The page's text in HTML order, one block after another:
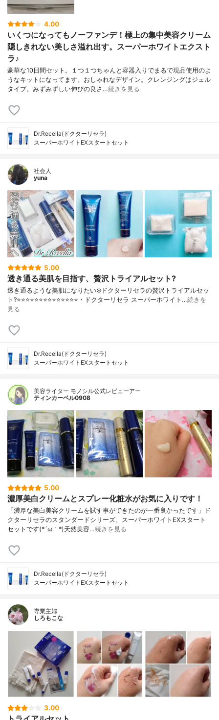
4.00
いくつになってもノーファンデ！極上の集中美容クリーム
隠しきれない美しさ溢れ出す。スーパーホワイトエクスト
ラ♪
豪華な10日間セット。１つ１つちゃんと容器入りでまるで現品使用のよ
うなキットになってます。おしゃれなデザイン。クレンジングはジェル
タイプ。みずみずしい伸びの良さ…続きを見る
Dr.Recella(ドクターリセラ)
スーパーホワイトEXスタートセット
社会人
yuna
5.00
透き通る美肌を目指す、贅沢トライアルセット?
透き通るような美肌になりたい❄️ドクターリセラの贅沢トライアルセッ
ト?⭐️⭐️⭐️⭐️⭐️⭐️⭐️⭐️⭐️⭐️⭐️⭐️⭐️⭐️・ドクターリセラ スーパーホワイト…続きを
見る
Dr.Recella(ドクターリセラ)
スーパーホワイトEXスタートセット
美容ライター モノシル公式レビューアー
ティンカーベル0908
5.00
濃厚美白クリームとスプレー化粧水がお気に入りです！
「濃厚な美白美容クリームを試す事ができたのが一番良かったです」ド
クターリセラのスタンダードシリーズ、スーパーホワイトEXスタート
セットです(*´ω｀*)天然美容…続きを見る
Dr.Recella(ドクターリセラ)
スーパーホワイトEXスタートセット
専業主婦
しろもこな
3.00